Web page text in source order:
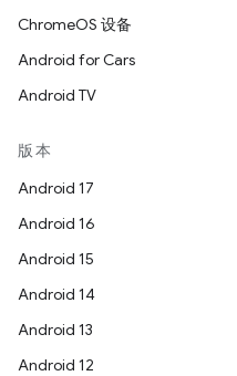
ChromeOS 设备
Android for Cars
Android TV
版本
Android 17
Android 16
Android 15
Android 14
Android 13
Android 12